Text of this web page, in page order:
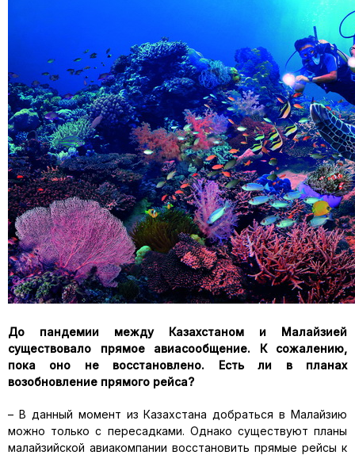
До пандемии между Казахстаном и Малайзией
существовало прямое авиасообщение. К сожалению,
пока оно не восстановлено. Есть ли в планах
возобновление прямого рейса?
– В данный момент из Казахстана добраться в Малайзию
можно только с пересадками. Однако существуют планы
малайзийской авиакомпании восстановить прямые рейсы к